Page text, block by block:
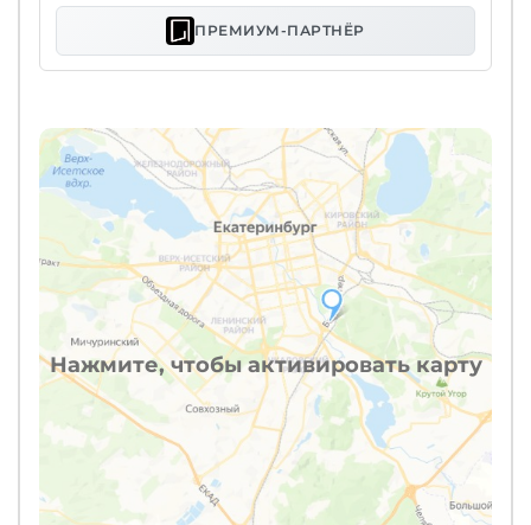
Нажмите, чтобы активировать карту
ПРЕМИУМ-ПАРТНЁР